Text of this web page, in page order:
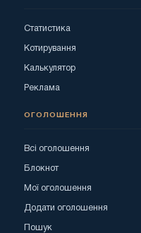
Статистика
Котирування
Калькулятор
Реклама
ОГОЛОШЕННЯ
Всі оголошення
Блокнот
Мої оголошення
Додати оголошення
Пошук